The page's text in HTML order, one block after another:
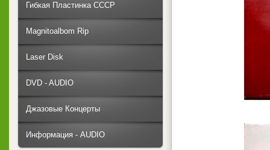
Гибкая Пластинка СССР
Magnitoalbom Rip
Laser Disk
DVD - AUDIO
Джазовые Концерты
Информация - AUDIO